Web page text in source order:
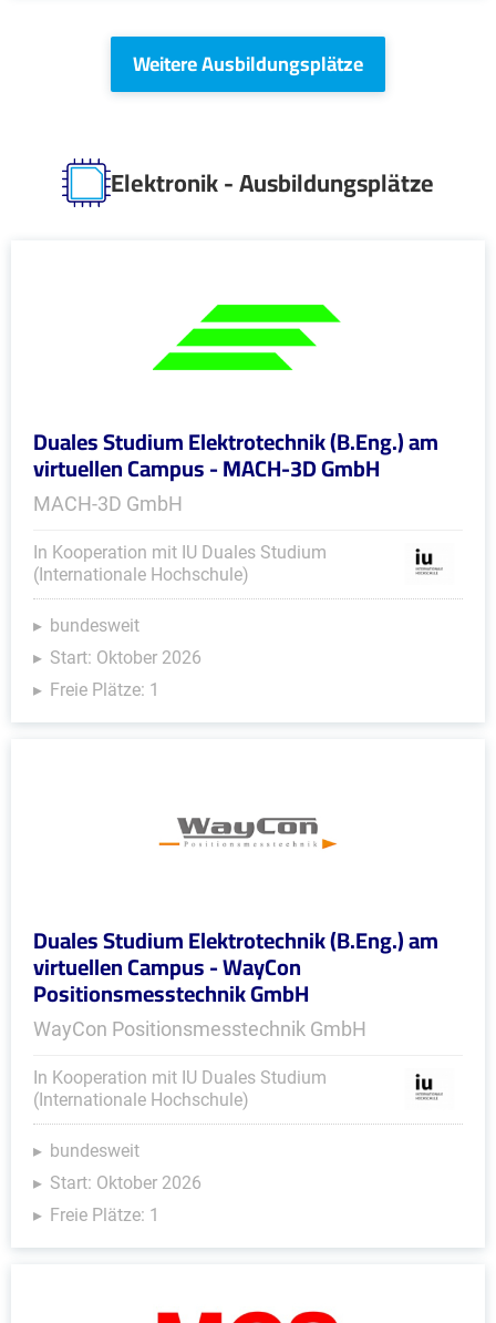
Weitere Ausbildungsplätze
Elektronik - Ausbildungsplätze
Duales Studium Elektrotechnik (B.Eng.) am
virtuellen Campus - MACH-3D GmbH
MACH-3D GmbH
In Kooperation mit IU Duales Studium
(Internationale Hochschule)
bundesweit
Start: Oktober 2026
Freie Plätze: 1
Duales Studium Elektrotechnik (B.Eng.) am
virtuellen Campus - WayCon
Positionsmesstechnik GmbH
WayCon Positionsmesstechnik GmbH
In Kooperation mit IU Duales Studium
(Internationale Hochschule)
bundesweit
Start: Oktober 2026
Freie Plätze: 1